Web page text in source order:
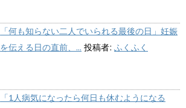
「何も知らない二人でいられる最後の日」妊娠
を伝える日の直前、... 投稿者: ふくふく
「1人病気になったら何日も休むようになる